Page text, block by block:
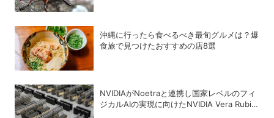
沖縄に行ったら食べるべき最旬グルメは？爆
食旅で見つけたおすすめの店8選
NVIDIAがNoetraと連携し国家レベルのフィ
ジカルAIの実現に向けたNVIDIA Vera Rubin